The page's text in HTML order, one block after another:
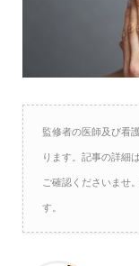
監修者の医師及び看
ります。記事の詳細
ご確認くださいませ
す。